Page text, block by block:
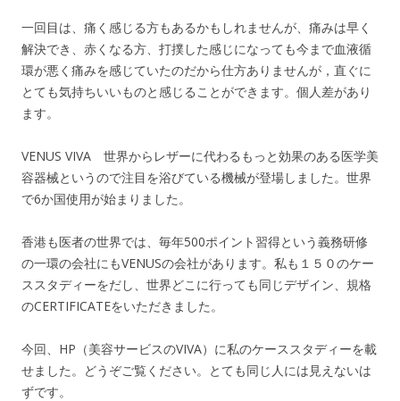
一回目は、痛く感じる方もあるかもしれませんが、痛みは早く
解決でき、赤くなる方、打撲した感じになっても今まで血液循
環が悪く痛みを感じていたのだから仕方ありませんが，直ぐに
とても気持ちいいものと感じることができます。個人差があり
ます。
VENUS VIVA 世界からレザーに代わるもっと効果のある医学美
容器械というので注目を浴びている機械が登場しました。世界
で6か国使用が始まりました。
香港も医者の世界では、毎年500ポイント習得という義務研修
の一環の会社にもVENUSの会社があります。私も１５０のケー
ススタディーをだし、世界どこに行っても同じデザイン、規格
のCERTIFICATEをいただきました。
今回、HP（美容サービスのVIVA）に私のケーススタディーを載
せました。どうぞご覧ください。とても同じ人には見えないは
ずです。